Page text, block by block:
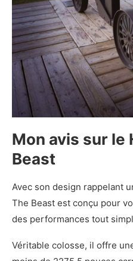
Mon avis sur le
Beast
Avec son design rappelant
The Beast est conçu pour
des performances tout
Véritable colosse, il offre